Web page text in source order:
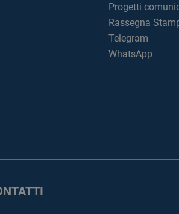
Progetti
Rassegna
Telegram
WhatsApp